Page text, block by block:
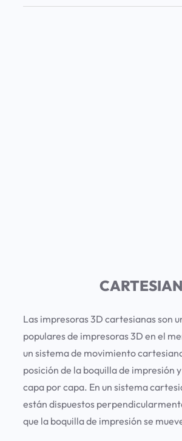
Las impresoras 3D cartesianas son
populares de impresoras 3D en el
un sistema de movimiento
posición de la boquilla de impresión
capa por capa. En un sistema
están dispuestos
que la boquilla de impresión se